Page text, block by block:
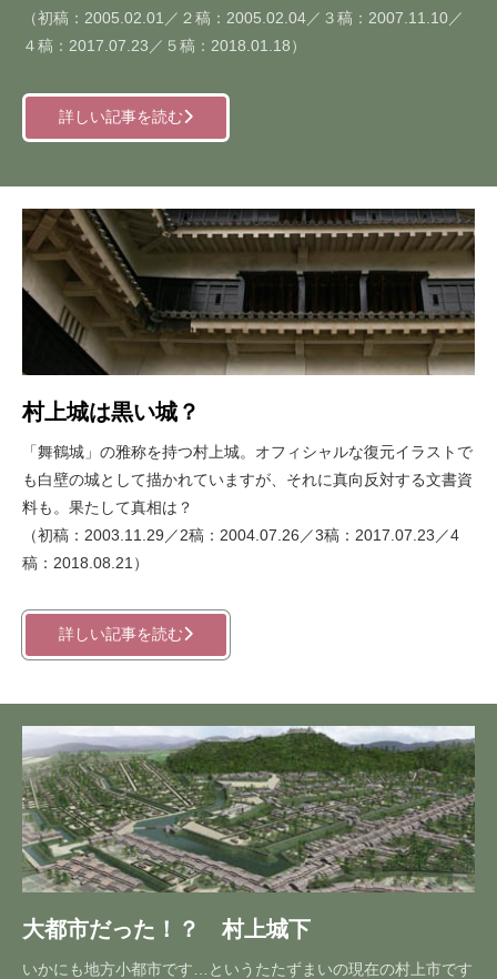
（初稿：2005.02.01／２稿：2005.02.04／３稿：2007.11.10／
４稿：2017.07.23／５稿：2018.01.18）
詳しい記事を読む
村上城は黒い城？
「舞鶴城」の雅称を持つ村上城。オフィシャルな復元イラストで
も白壁の城として描かれていますが、それに真向反対する文書資
料も。果たして真相は？
（初稿：2003.11.29／2稿：2004.07.26／3稿：2017.07.23／4
稿：2018.08.21）
詳しい記事を読む
大都市だった！？ 村上城下
いかにも地方小都市です…というたたずまいの現在の村上市です